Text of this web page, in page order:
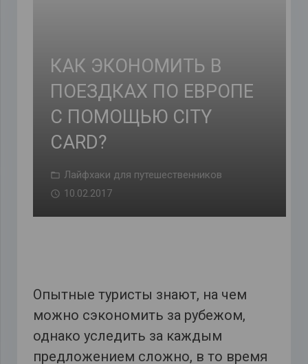
КАК ЭКОНОМИТЬ В
ПОЕЗДКАХ ПО ЕВРОПЕ
С ПОМОЩЬЮ CITY
CARD?
Лайфхаки для путешественников
10.02.2017
Опытные туристы знают, на чем
можно сэкономить за рубежом,
однако уследить за каждым
предложением сложно, в то время